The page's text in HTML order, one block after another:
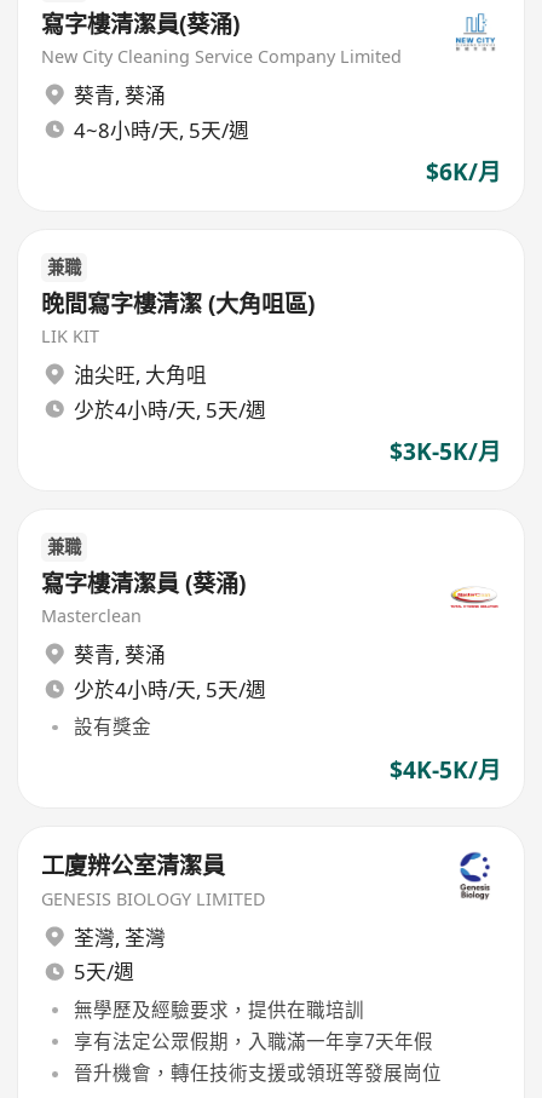
寫字樓清潔員(葵涌)
New City Cleaning Service Company Limited
葵青, 葵涌
4~8小時/天, 5天/週
$6K/月
兼職
晚間寫字樓清潔 (大角咀區)
LIK KIT
油尖旺, 大角咀
少於4小時/天, 5天/週
$3K-5K/月
兼職
寫字樓清潔員 (葵涌)
Masterclean
葵青, 葵涌
少於4小時/天, 5天/週
設有獎金
$4K-5K/月
工廈辨公室清潔員
GENESIS BIOLOGY LIMITED
荃灣, 荃灣
5天/週
無學歷及經驗要求，提供在職培訓
享有法定公眾假期，入職滿一年享7天年假
晉升機會，轉任技術支援或領班等發展崗位